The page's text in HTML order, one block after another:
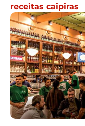
receitas caipiras